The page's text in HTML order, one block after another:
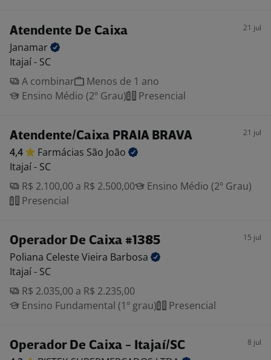
Atendente De Caixa 21 jul
Janamar
Itajaí - SC
A combinar
Menos de 1 ano
Ensino Médio (2º Grau)
Presencial
Atendente/Caixa PRAIA BRAVA 21 jul
4,4 Farmácias São João
Itajaí - SC
R$ 2.100,00 a R$ 2.500,00
Ensino Médio (2º Grau)
Presencial
Operador De Caixa #1385 15 jul
Poliana Celeste Vieira Barbosa
Itajaí - SC
R$ 2.035,00 a R$ 2.235,00
Ensino Fundamental (1º grau)
Presencial
Operador De Caixa - Itajaí/SC 8 jul